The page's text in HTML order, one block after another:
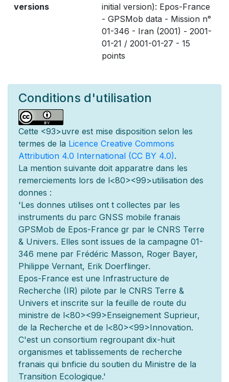
versions
initial version): Epos-France
- GPSMob data - Mission n°
01-346 - Iran (2001) - 2001-
01-21 / 2001-01-27 - 15
points
Conditions d'utilisation
Cette <93>uvre est mise disposition selon les
termes de la Licence Creative Commons
Attribution 4.0 International (CC BY 4.0).
La mention suivante doit apparatre dans les
remerciements lors de l<80><99>utilisation des
donnes :
'Les donnes utilises ont t collectes par les
instruments du parc GNSS mobile franais
GPSMob de Epos-France gr par le CNRS Terre
& Univers. Elles sont issues de la campagne 01-
346 mene par Frédéric Masson, Roger Bayer,
Philippe Vernant, Erik Doerflinger.
Epos-France est une Infrastructure de
Recherche (IR) pilote par le CNRS Terre &
Univers et inscrite sur la feuille de route du
ministre de l<80><99>Enseignement Suprieur,
de la Recherche et de l<80><99>Innovation.
C'est un consortium regroupant dix-huit
organismes et tablissements de recherche
franais qui bnficie du soutien du Ministre de la
Transition Ecologique.'